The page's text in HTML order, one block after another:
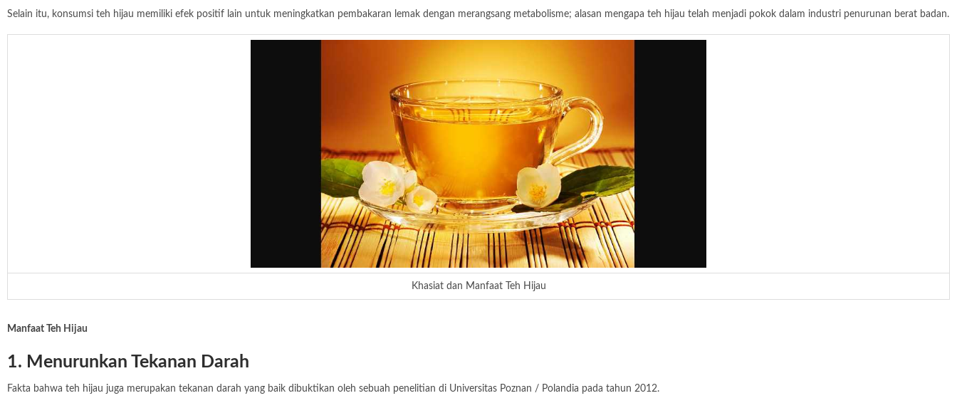
Selain itu, konsumsi teh hijau memiliki efek positif lain untuk meningkatkan pembakaran lemak dengan merangsang metabolisme; alasan mengapa teh hijau telah menjadi pokok dalam industri penurunan berat badan.
Khasiat dan Manfaat Teh Hijau
Manfaat Teh Hijau
1. Menurunkan Tekanan Darah
Fakta bahwa teh hijau juga merupakan tekanan darah yang baik dibuktikan oleh sebuah penelitian di Universitas Poznan / Polandia pada tahun 2012.